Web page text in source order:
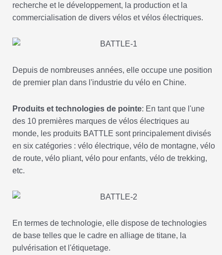
recherche et le développement, la production et la
commercialisation de divers vélos et vélos électriques.
Depuis de nombreuses années, elle occupe une position
de premier plan dans l'industrie du vélo en Chine.
Produits et technologies de pointe: En tant que l'une
des 10 premières marques de vélos électriques au
monde, les produits BATTLE sont principalement divisés
en six catégories : vélo électrique, vélo de montagne, vélo
de route, vélo pliant, vélo pour enfants, vélo de trekking,
etc.
En termes de technologie, elle dispose de technologies
de base telles que le cadre en alliage de titane, la
pulvérisation et l'étiquetage.